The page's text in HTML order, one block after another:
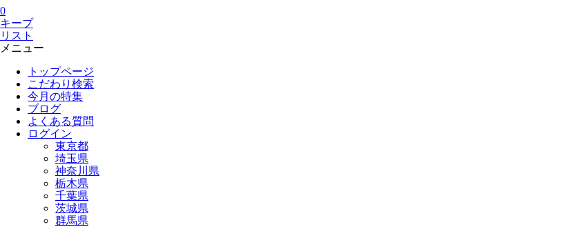
0
キープ
リスト
メニュー
トップページ
こだわり検索
今月の特集
ブログ
よくある質問
ログイン
東京都
埼玉県
神奈川県
栃木県
千葉県
茨城県
群馬県